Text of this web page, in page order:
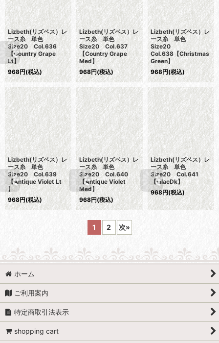
Lizbeth(リズベス）レ
ース糸 単色
Size20 Col.636
【Country Grape
Lt】
968円(税込)
Lizbeth(リズベス）レ
ース糸 単色
Size20 Col.637
【Country Grape
Med】
968円(税込)
Lizbeth(リズベス）レ
ース糸 単色
Size20
Col.638【Christmas
Green】
968円(税込)
Lizbeth(リズベス）レ
ース糸 単色
Size20 Col.639
【Antique Violet Lt
】
968円(税込)
Lizbeth(リズベス）レ
ース糸 単色
Size20 Col.640
【Antique Violet
Med】
968円(税込)
Lizbeth(リズベス）レ
ース糸 単色
Size20 Col.641
【LilacDk】
968円(税込)
1 2 次»
ホーム
ご利用案内
特定商取引法表示
shopping cart